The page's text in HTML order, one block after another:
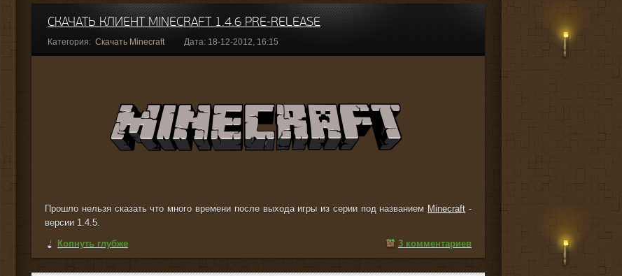
СКАЧАТЬ КЛИЕНТ MINECRAFT 1.4.6 PRE-RELEASE
Категория: Скачать Minecraft Дата: 18-12-2012, 16:15
Прошло нельзя сказать что много времени после выхода игры из серии под названием Minecraft -
версии 1.4.5.
Копнуть глубже
3 комментариев